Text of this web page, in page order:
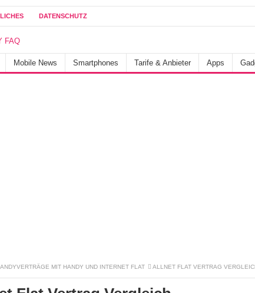
DATENSCHUTZ
Mobile News Smartphones Tarife & Anbieter Apps
MIT HANDY UND INTERNET FLAT ALLNET FLAT VERTRAG